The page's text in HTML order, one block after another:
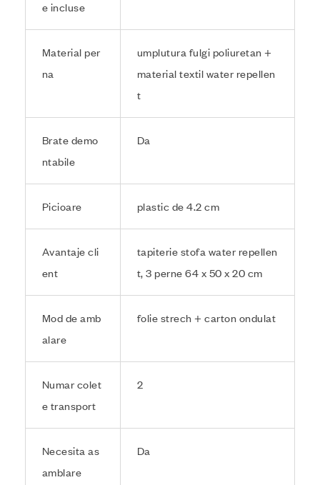
e incluse
Material per
na
umplutura fulgi poliuretan +
material textil water repellen
t
Brate demo
ntabile
Da
Picioare plastic de 4.2 cm
Avantaje cli
ent
tapiterie stofa water repellen
t, 3 perne 64 x 50 x 20 cm
Mod de amb
alare
folie strech + carton ondulat
Numar colet
e transport
2
Necesita as
amblare
Da